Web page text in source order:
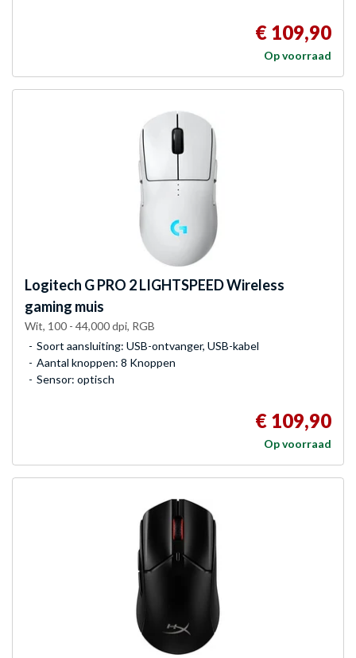
€ 109,90
Op voorraad
Logitech GPRO 2 LIGHTSPEED Wireless
gaming muis
Wit, 100 - 44,000 dpi, RGB
Soort aansluiting: USB-ontvanger, USB-kabel
Aantal knoppen: 8 Knoppen
Sensor: optisch
€ 109,90
Op voorraad